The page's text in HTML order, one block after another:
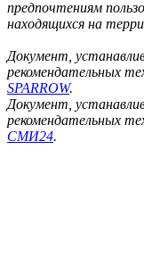
предпочтениям
находящихся на
Документ,
рекомендательных
SPARROW.
Документ,
рекомендательных
СМИ24.